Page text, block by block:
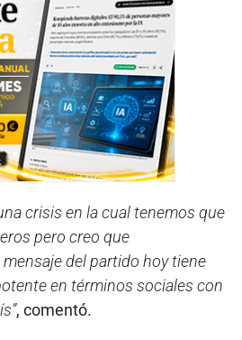
crisis en la cual tenemos que
pero creo que
del partido hoy tiene
en términos sociales con
, comentó.